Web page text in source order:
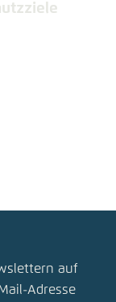
auf
Adresse